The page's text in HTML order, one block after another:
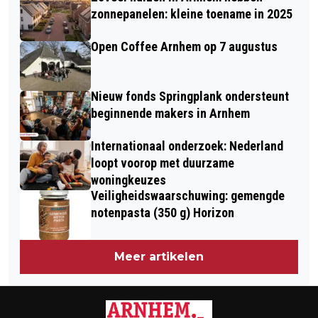
TIJDEN VOOR AFVALINZAMELING EN
AFVALBRENGSTATIONS
zonnepanelen: kleine toename in 2025
Open Coffee Arnhem op 7 augustus
Nieuw fonds Springplank ondersteunt
beginnende makers in Arnhem
Internationaal onderzoek: Nederland
loopt voorop met duurzame
woningkeuzes
Veiligheidswaarschuwing: gemengde
notenpasta (350 g) Horizon
Meer artikelen